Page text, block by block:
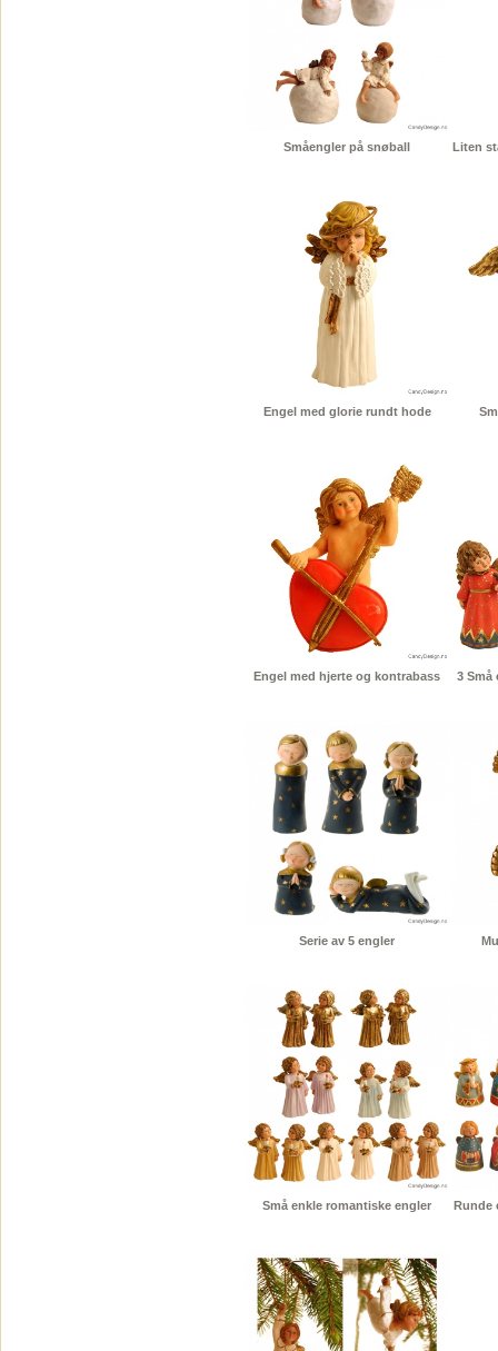
Småengler på snøball Liten
Engel med glorie rundt hode
Engel med hjerte og kontrabass 3 Små
Serie av 5 engler
Små enkle romantiske engler Runde